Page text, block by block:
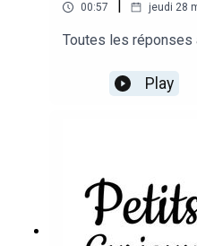
00:57 jeudi 28
Toutes les
Play